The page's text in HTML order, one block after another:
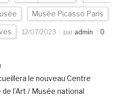
Musée Picasso Paris
12/07/2023 par admin
0
le nouveau Centre
l’Art / Musée national